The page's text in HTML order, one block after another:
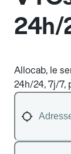
24h/
Allocab, le
24h/24, 7j/7,